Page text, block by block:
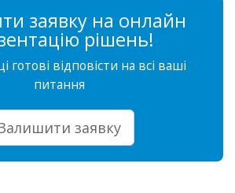
заявку на онлайн
рішень!
готові відповісти на всі ваші
питання
заявку